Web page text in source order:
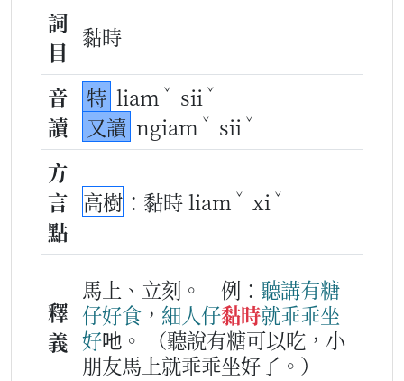
詞
目
黏時
音
讀
特 liam ˇ sii ˇ
又讀 ngiam ˇ sii ˇ
方
言
點
高樹 ：黏時 liam ˇ xi ˇ
釋
義
馬上、立刻。 例： 聽講有糖
仔好食 ， 細人仔黏時就乖乖坐
好吔。
（聽說有糖可以吃，小
朋友馬上就乖乖坐好了。）